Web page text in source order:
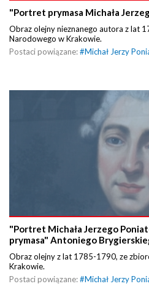
"Portret prymasa Michała
Obraz olejny nieznanego autora z lat
Narodowego w Krakowie.
Postaci powiązane:#Michał Jerzy
"Portret Michała Jerzego
prymasa" Antoniego
Obraz olejny z lat 1785-1790, ze
Krakowie.
Postaci powiązane:#Michał Jerzy